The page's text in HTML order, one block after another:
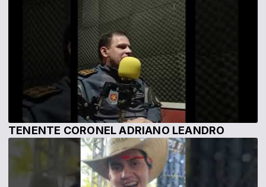
TENENTE CORONEL ADRIANO LEANDRO